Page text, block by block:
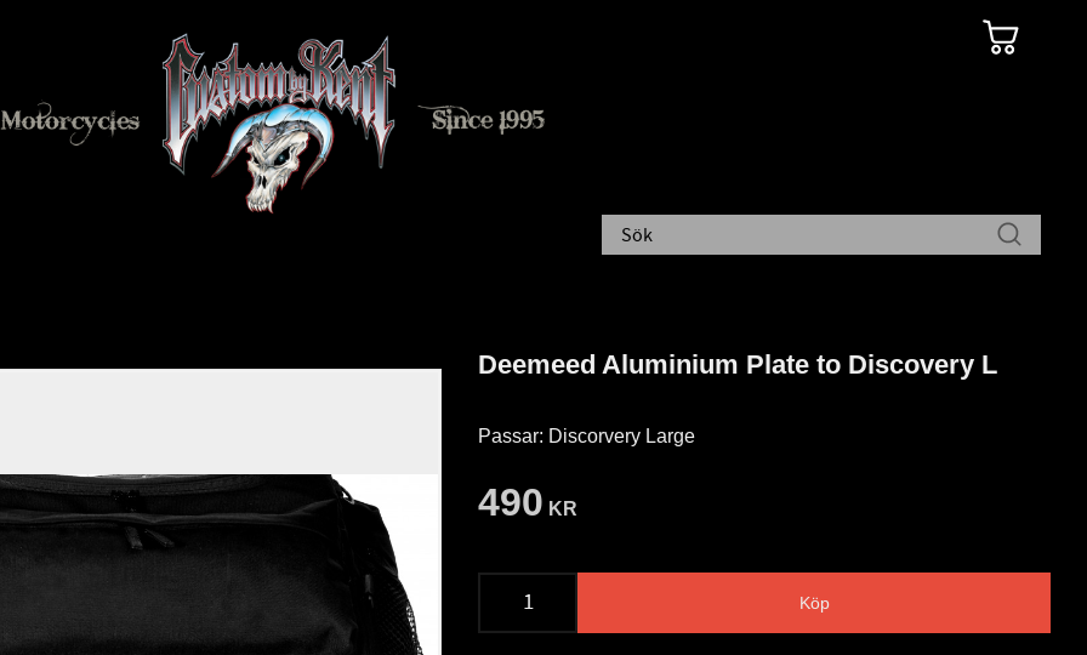
Deemeed Aluminium Plate to Discovery L
Passar: Discorvery Large
490 KR
Köp